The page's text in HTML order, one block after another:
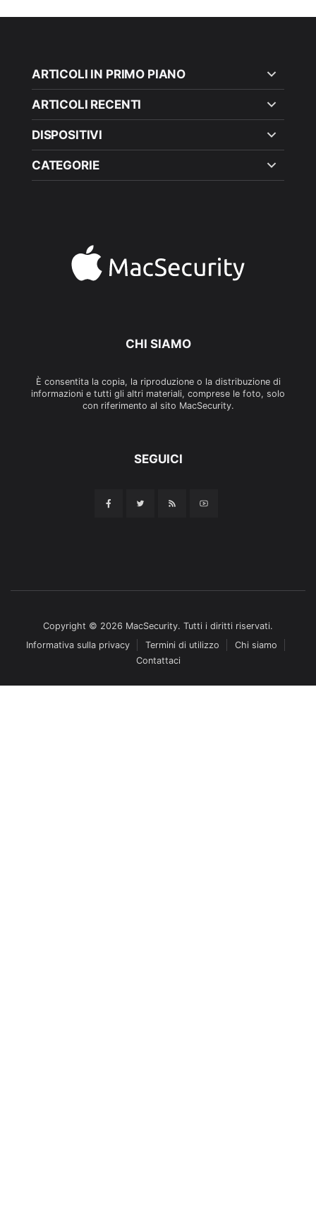
ARTICOLI IN PRIMO PIANO
ARTICOLI RECENTI
DISPOSITIVI
CATEGORIE
CHI SIAMO
È consentita la copia, la riproduzione o la distribuzione di
informazioni e tutti gli altri materiali, comprese le foto, solo
con riferimento al sito MacSecurity.
SEGUICI
Copyright © 2026 MacSecurity. Tutti i diritti riservati.
Informativa sulla privacy
Termini di utilizzo
Chi siamo
Contattaci